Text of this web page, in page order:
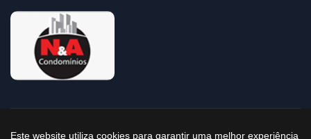
©2025 Todos os Direitos Reservados à Imobiliária Gilar
Este website utiliza cookies para garantir uma melhor experiência